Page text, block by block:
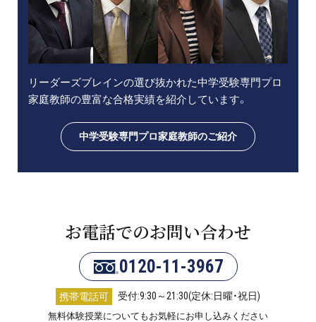
リーダーズブレインの選び抜かれた中学受験専門プロ
家庭教師の豊富な合格実績を紹介しています。
中学受験専門プロ家庭教師のご紹介
お電話でのお問い合わせ
0120-11-3967
携帯電話可 受付:9:30～21:30(定休:日曜・祝日)
無料体験授業についてもお気軽にお申し込みください